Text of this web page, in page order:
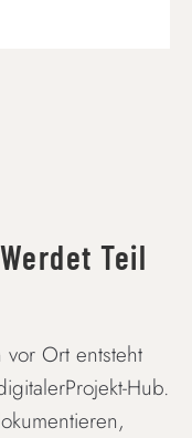
Teil
vor Ort entsteht
Hub.